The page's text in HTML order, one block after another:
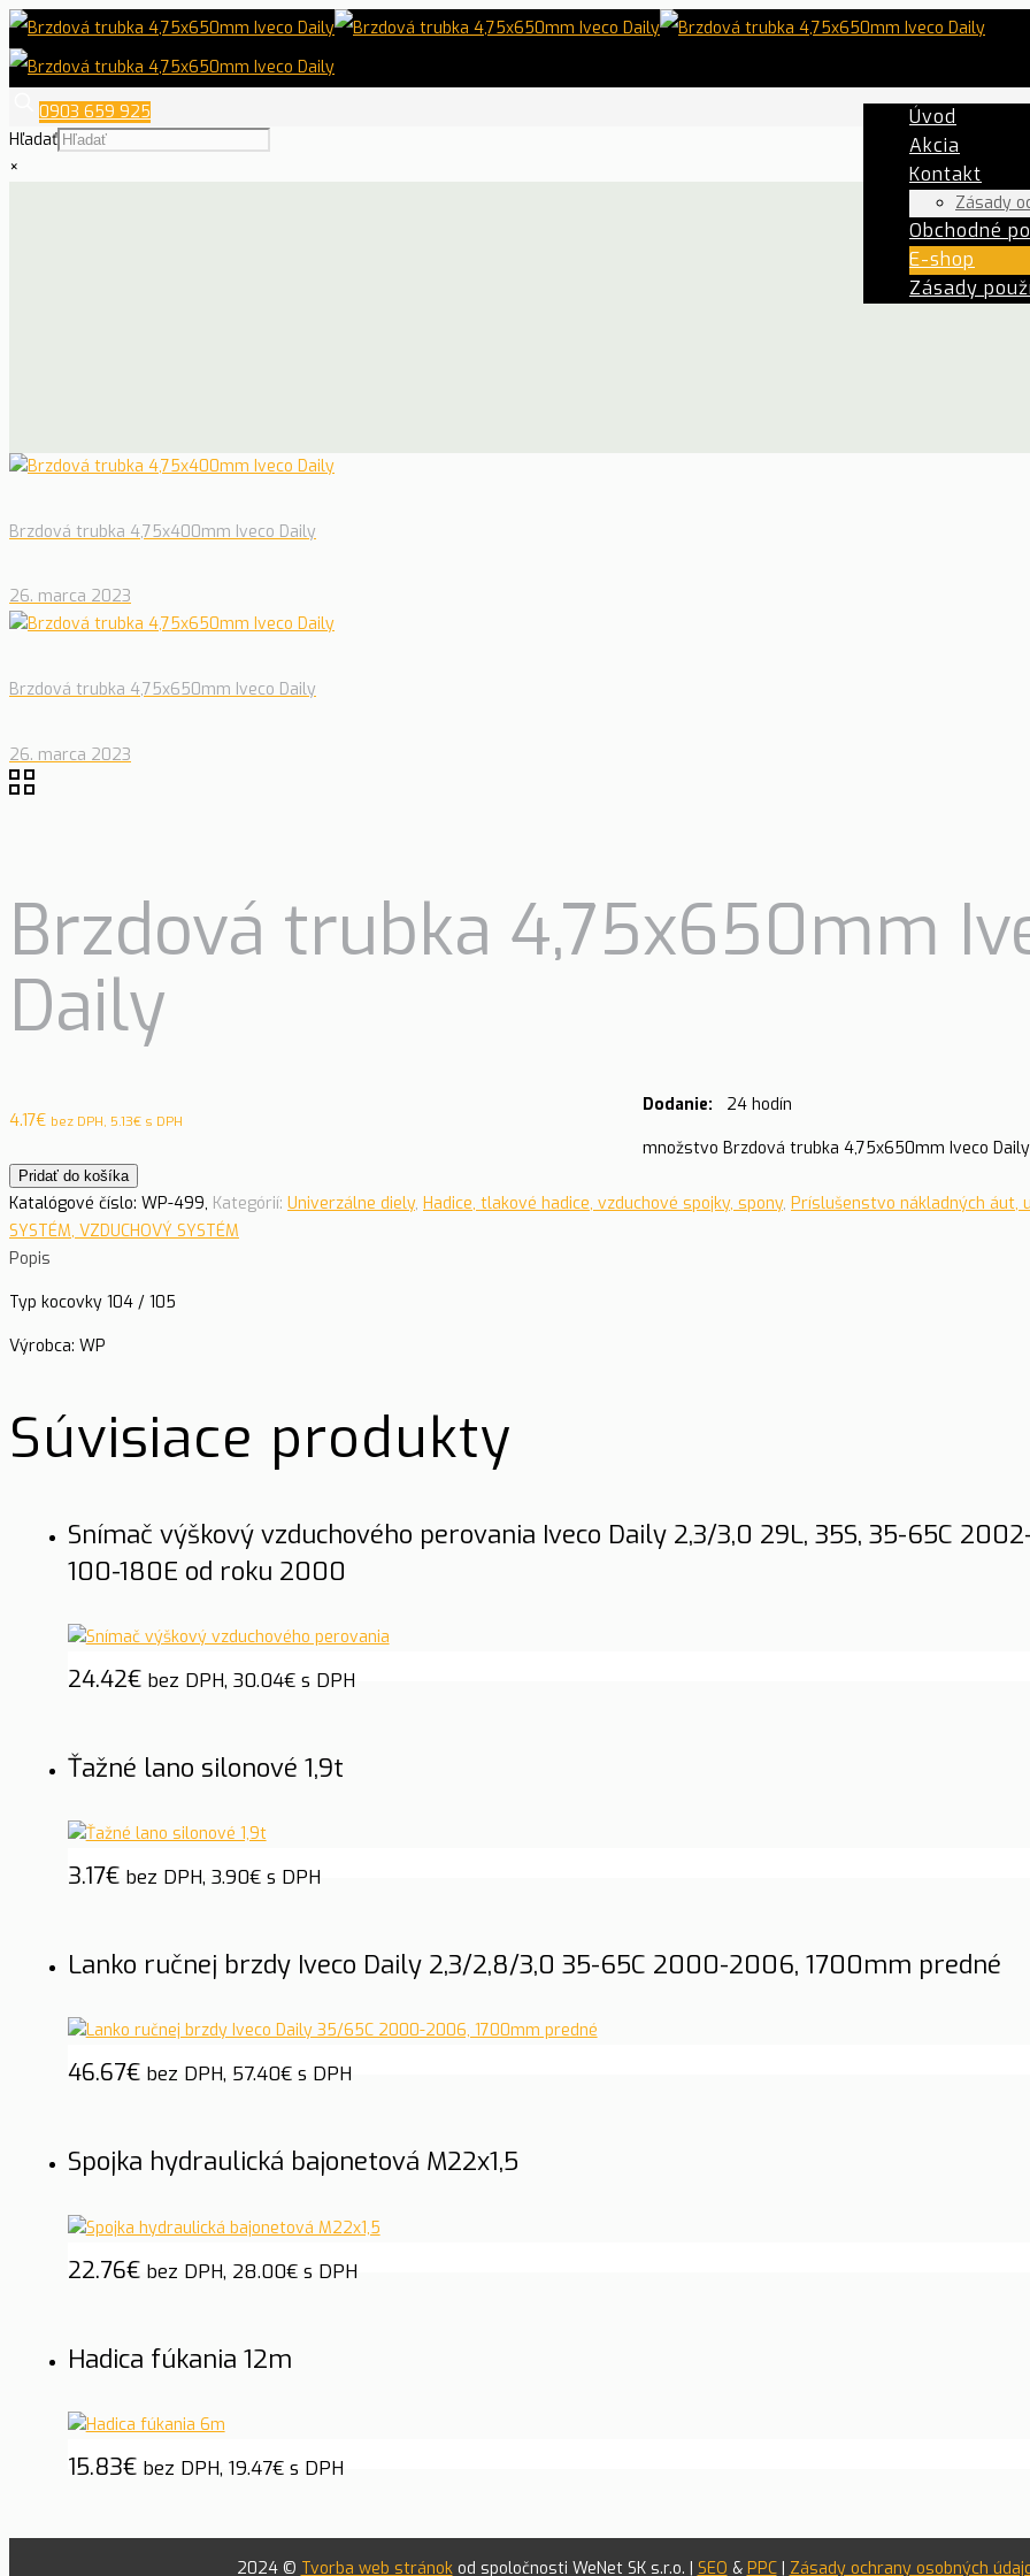
Úvod
Akcia
Kontakt
Zásady
Obchodné
E-shop
Zásady
0903 659 925
Hľadať
×
Brzdová trubka 4,75x400mm Iveco Daily
26. marca 2023
Brzdová trubka 4,75x650mm Iveco Daily
26. marca 2023
Brzdová trubka 4,75x650mm
Daily
4.17€ bez DPH, 5.13€ s DPH
Dodanie:
24 hodín
množstvo Brzdová trubka 4,75x650mm Iveco Daily
Pridať do košíka
Katalógové číslo: WP-499, Kategórií: Univerzálne diely, Hadice, tlakové hadice, vzduchové spojky, spony, Príslušenstvo nákladných áut,
SYSTÉM, VZDUCHOVÝ SYSTÉM
Popis
Typ kocovky 104 / 105
Výrobca: WP
Súvisiace produkty
Snímač výškový vzduchového perovania Iveco Daily 2,3/3,0 29L, 35S, 35-65C
100-180E od roku 2000
24.42€ bez DPH, 30.04€s DPH
Ťažné lano silonové 1,9t
3.17€ bez DPH, 3.90€s DPH
Lanko ručnej brzdy Iveco Daily 2,3/2,8/3,0 35-65C 2000-2006, 1700mm predné
46.67€ bez DPH, 57.40€s DPH
Spojka hydraulická bajonetová M22x1,5
22.76€ bez DPH, 28.00€s DPH
Hadica fúkania 12m
15.83€ bez DPH, 19.47€s DPH
2024 © Tvorba web stránokod spoločnosti WeNet SK s.r.o. | SEO & PPC| Zásady ochrany osobných